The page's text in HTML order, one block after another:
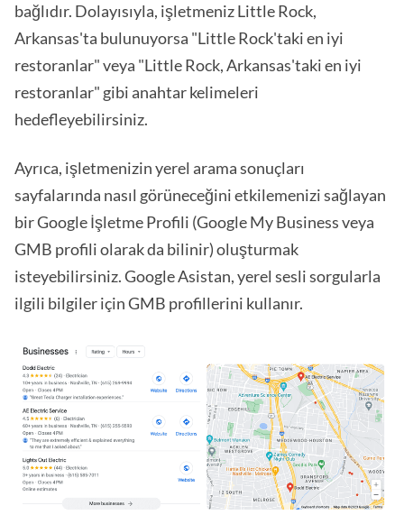
bağlıdır. Dolayısıyla, işletmeniz Little Rock,
Arkansas'ta bulunuyorsa "Little Rock'taki en iyi
restoranlar" veya "Little Rock, Arkansas'taki en iyi
restoranlar" gibi anahtar kelimeleri
hedefleyebilirsiniz.
Ayrıca, işletmenizin yerel arama sonuçları
sayfalarında nasıl görüneceğini etkilemenizi sağlayan
bir Google İşletme Profili (Google My Business veya
GMB profili olarak da bilinir) oluşturmak
isteyebilirsiniz. Google Asistan, yerel sesli sorgularla
ilgili bilgiler için GMB profillerini kullanır.